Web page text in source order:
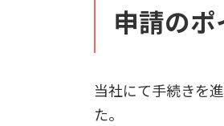
申請の
当社にて手続きを
た。